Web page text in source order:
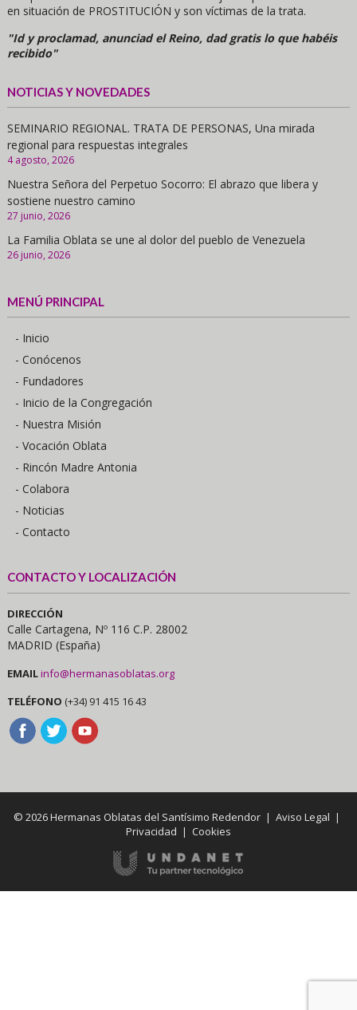
en situación de PROSTITUCIÓN y son víctimas de la trata.
"Id y proclamad, anunciad el Reino, dad gratis lo que habéis
recibido"
NOTICIAS Y NOVEDADES
SEMINARIO REGIONAL. TRATA DE PERSONAS, Una mirada
regional para respuestas integrales
4 agosto, 2026
Nuestra Señora del Perpetuo Socorro: El abrazo que libera y
sostiene nuestro camino
27 junio, 2026
La Familia Oblata se une al dolor del pueblo de Venezuela
26 junio, 2026
MENÚ PRINCIPAL
- Inicio
- Conócenos
- Fundadores
- Inicio de la Congregación
- Nuestra Misión
- Vocación Oblata
- Rincón Madre Antonia
- Colabora
- Noticias
- Contacto
CONTACTO Y LOCALIZACIÓN
DIRECCIÓN
Calle Cartagena, Nº 116 C.P. 28002
MADRID (España)
EMAILinfo@hermanasoblatas.org
TELÉFONO (+34) 91 415 16 43
© 2026 Hermanas Oblatas del Santísimo Redendor |Aviso Legal |
Privacidad | Cookies